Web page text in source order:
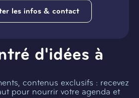
les infos & contact
d'idées à
contenus exclusifs : recevez
pour nourrir votre agenda et